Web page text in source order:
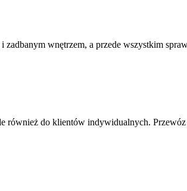
wnętrzem, a przede wszystkim
do klientów indywidualnych.